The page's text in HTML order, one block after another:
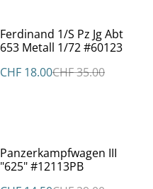
%
Ferdinand 1/S Pz Jg Abt
653 Metall 1/72 #60123
CHF 18.00CHF 35.00
%
Panzerkampfwagen III
"625" #12113PB